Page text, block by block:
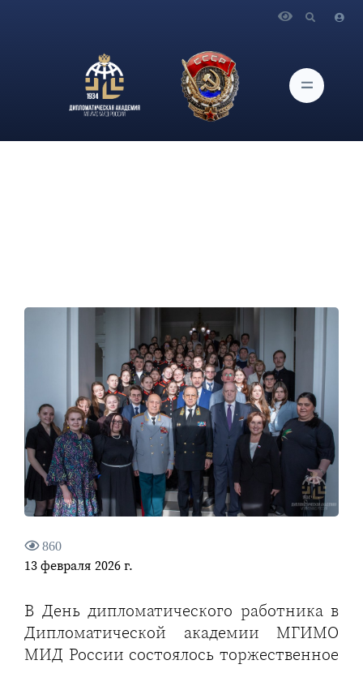
торжественно отметили День дипломатического работника
860
13 февраля 2026 г.
В День дипломатического работника в
Дипломатической академии МГИМО
МИД России состоялось торжественное